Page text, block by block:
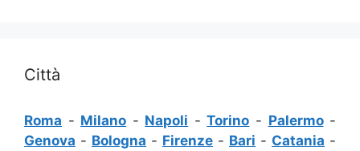
Città
Roma - Milano - Napoli -Torino - Palermo-
Genova - Bologna - Firenze - Bari - Catania -